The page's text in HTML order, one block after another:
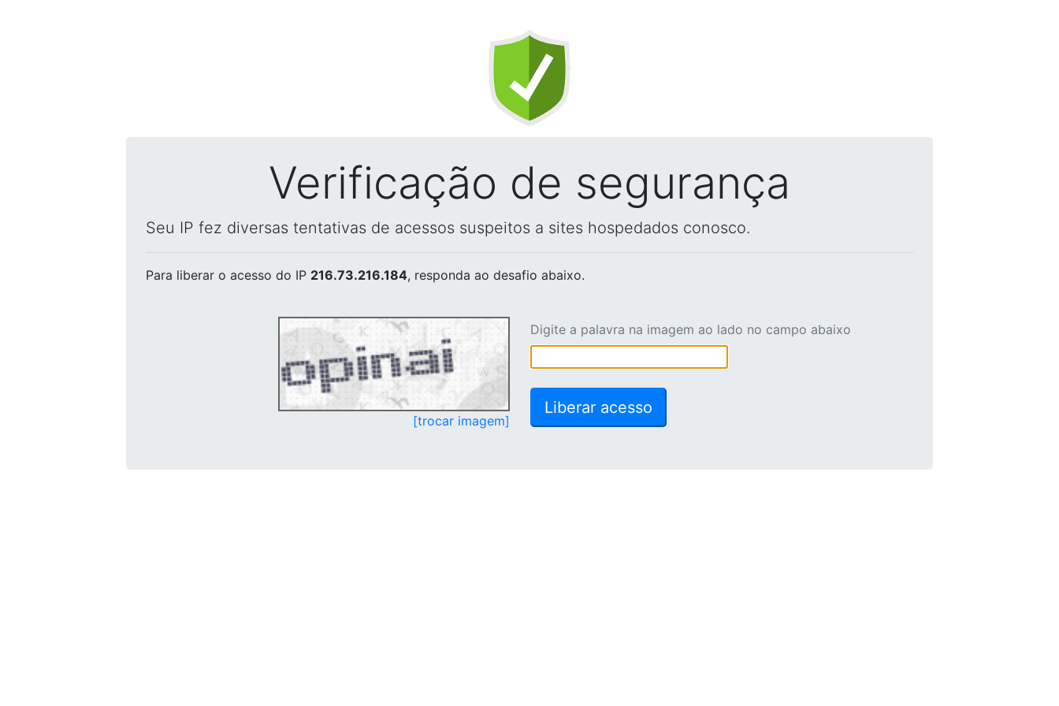
Verificação de segurança
Seu IP fez diversas tentativas de acessos suspeitos a sites hospedados conosco.
Para liberar o acesso do IP 216.73.216.184, responda ao desafio abaixo.
[trocar imagem]
Digite a palavra na imagem ao lado no campo abaixo